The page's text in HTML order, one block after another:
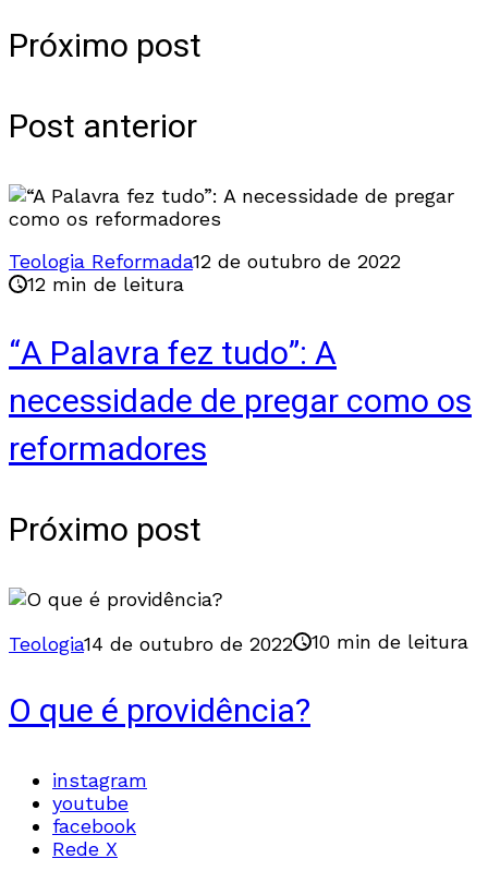
Próximo post
Post anterior
Teologia Reformada12 de outubro de 2022
12 min de leitura
“A Palavra fez tudo”: A
necessidade de pregar como os
reformadores
Próximo post
Teologia14 de outubro de 2022 10 min de leitura
O que é providência?
instagram
youtube
facebook
Rede X